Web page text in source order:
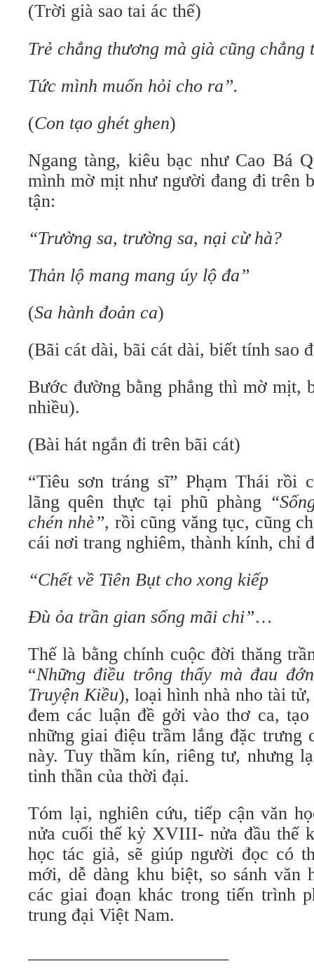
(Trời già sao tai ác thế)
Trẻ chẳng thương mà già cũng chẳng
Tức mình muốn hỏi cho ra”.
(Con tạo ghét ghen)
Ngang tàng, kiêu bạc như Cao Bá
mình mờ mịt như người đang đi trên
tận:
“Trường sa, trường sa, nại cừ hà?
Thản lộ mang mang úy lộ đa”
(Sa hành đoản ca)
(Bãi cát dài, bãi cát dài, biết tính sao
Bước đường bằng phẳng thì mờ mịt,
nhiều).
(Bài hát ngắn đi trên bãi cát)
“Tiêu sơn tráng sĩ” Phạm Thái rồi
lãng quên thực tại phũ phàng
chén nhè”, rồi cũng văng tục, cũng
cái nơi trang nghiêm, thành kính, chỉ
“Chết về Tiên Bụt cho xong kiếp
Đù ỏa trần gian sống mãi chi”…
Thế là bằng chính cuộc đời thăng
“Những điều trông thấy mà đau
Truyện Kiều), loại hình nhà nho tài
đem các luận đề gởi vào thơ ca,
những giai điệu trầm lắng đặc trưng
này. Tuy thầm kín, riêng tư, nhưng
tinh thần của thời đại.
Tóm lại, nghiên cứu, tiếp cận văn
nửa cuối thế kỷ XVIII- nửa đầu thế
học tác giả, sẽ giúp người đọc có
mới, dễ dàng khu biệt, so sánh văn
các giai đoạn khác trong tiến trình
trung đại Việt Nam.